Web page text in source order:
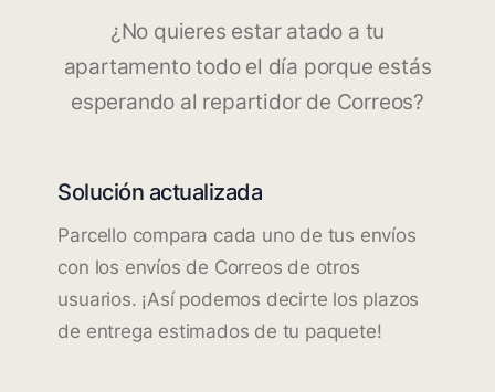
¿No quieres estar atado a tu
apartamento todo el día porque estás
esperando al repartidor de Correos?
Solución actualizada
Parcello compara cada uno de tus envíos
con los envíos de Correos de otros
usuarios. ¡Así podemos decirte los plazos
de entrega estimados de tu paquete!